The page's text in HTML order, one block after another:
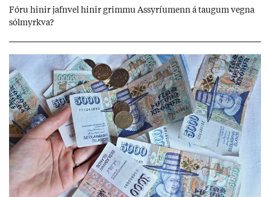
Fóru hinir jafn­vel hinir grimmu Ass­yríu­menn á taug­um vegna
sól­myrkva?